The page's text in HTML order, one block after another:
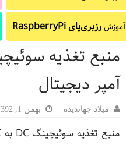
آموزشرزبری‌پای RaspberryPi
آمپر دیجیتال
میلاد جهاندیده بهمن 1, 1392